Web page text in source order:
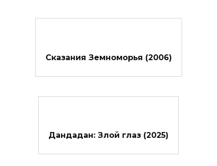
Сказания Земноморья (2006)
Дандадан: Злой глаз (2025)